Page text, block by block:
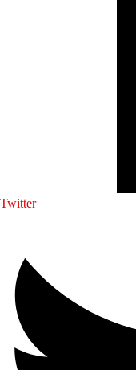
Twitter